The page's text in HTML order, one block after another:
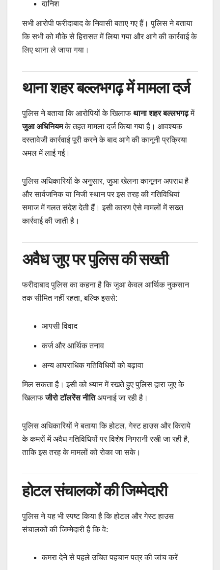
दानिश
सभी आरोपी फरीदाबाद के निवासी बताए गए हैं। पुलिस ने बताया
कि सभी को मौके से हिरासत में लिया गया और आगे की कार्रवाई के
लिए थाना ले जाया गया।
थाना शहर बल्लभगढ़ में मामला दर्ज
पुलिस ने बताया कि आरोपियों के खिलाफ थाना शहर बल्लभगढ़में
जुआ अधिनियमके तहत मामला दर्ज किया गया है। आवश्यक
दस्तावेजी कार्रवाई पूरी करने के बाद आगे की कानूनी प्रक्रिया
अमल में लाई गई।
पुलिस अधिकारियों के अनुसार, जुआ खेलना कानूनन अपराध है
और सार्वजनिक या निजी स्थान पर इस तरह की गतिविधियां
समाज में गलत संदेश देती हैं। इसी कारण ऐसे मामलों में सख्त
कार्रवाई की जाती है।
अवैध जुए पर पुलिस की सख्ती
फरीदाबाद पुलिस का कहना है कि जुआ केवल आर्थिक नुकसान
तक सीमित नहीं रहता, बल्कि इससे:
आपसी विवाद
कर्ज और आर्थिक तनाव
अन्य आपराधिक गतिविधियों को बढ़ावा
मिल सकता है। इसी को ध्यान में रखते हुए पुलिस द्वारा जुए के
खिलाफजीरो टॉलरेंस नीतिअपनाई जा रही है।
पुलिस अधिकारियों ने बताया कि होटल, गेस्ट हाउस और किराये
के कमरों में अवैध गतिविधियों पर विशेष निगरानी रखी जा रही है,
ताकि इस तरह के मामलों को रोका जा सके।
होटल संचालकों की जिम्मेदारी
पुलिस ने यह भी स्पष्ट किया है कि होटल और गेस्ट हाउस
संचालकों की जिम्मेदारी है कि वे:
कमरा देने से पहले उचित पहचान पत्र की जांच करें